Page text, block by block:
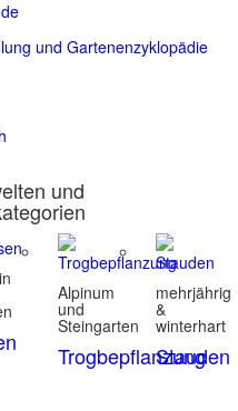
und
Alpinum
und
Steingarten
Trogbepflanzung
mehrjährig
&
winterhart
Stauden